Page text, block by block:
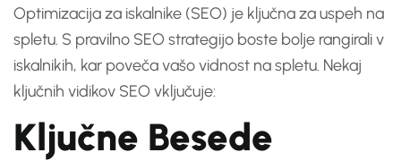
Optimizacija za iskalnike (SEO) je ključna za uspeh na
spletu. S pravilno SEO strategijo boste bolje rangirali v
iskalnikih, kar poveča vašo vidnost na spletu. Nekaj
ključnih vidikov SEO vključuje:
Ključne Besede